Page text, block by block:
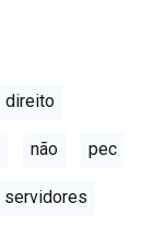
direito
não pec
servidores